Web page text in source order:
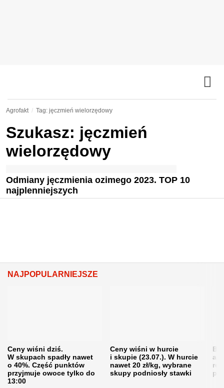
Agrofakt Tag: jęczmień wielorzędowy
Szukasz: jęczmień
wielorzędowy
Odmiany jęczmienia ozimego 2023. TOP 10
najplenniejszych
NAJPOPULARNIEJSZE
Ceny wiśni dziś.
W skupach spadły nawet
o 40%. Część punktów
przyjmuje owoce tylko do
13:00
Ceny wiśni w hurcie
i skupie (23.07.). W hurcie
nawet 20 zł/kg, wybrane
skupy podniosły stawki